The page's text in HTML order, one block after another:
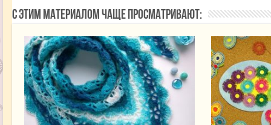
С этим материалом чаще просматривают: